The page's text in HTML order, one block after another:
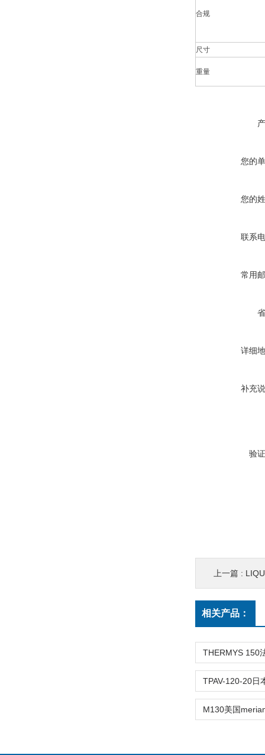
合规
尺寸
重量
您的
您的
联系
常用
详细
补充
验
上一篇 :
相关产品：